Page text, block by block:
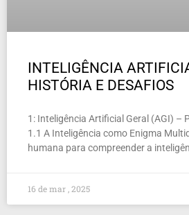
INTELIGÊNCIA
HISTÓRIA E DESAFIOS
1: Inteligência Artificial Geral (AGI) –
1.1 A Inteligência como Enigma
humana para compreender a
16 de mar , 2025